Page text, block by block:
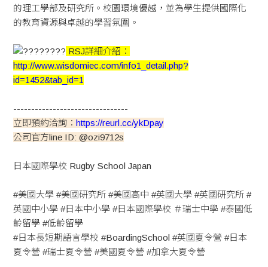
的理工學部及研究所。校園環境優越，並為學生提供國際化
的教育資源與卓越的學習氛圍。
RSJ詳細介紹：
http://www.wisdomiec.com/info1_detail.php?
id=1452&tab_id=1
--------------------------------
立即預約洽詢： https://reurl.cc/ykDpay
公司官方line ID: @ozi9712s
日本國際學校 Rugby School Japan
#美國大學 #美國研究所 #美國高中 #英國大學 #英國研究所 #
英國中小學 #日本中小學 #日本國際學校 ＃瑞士中學 #泰國低
齡留學 #低齡留學
#日本長短期語言學校 #BoardingSchool #英國夏令營 #日本
夏令營 #瑞士夏令營 #美國夏令營 #加拿大夏令營